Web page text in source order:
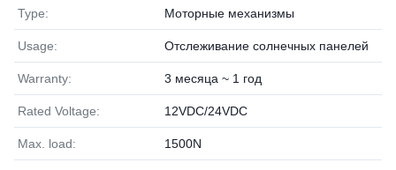
Type: Моторные механизмы
Usage: Отслеживание солнечных панелей
Warranty: 3 месяца ~ 1 год
Rated Voltage: 12VDC/24VDC
Max. load: 1500N